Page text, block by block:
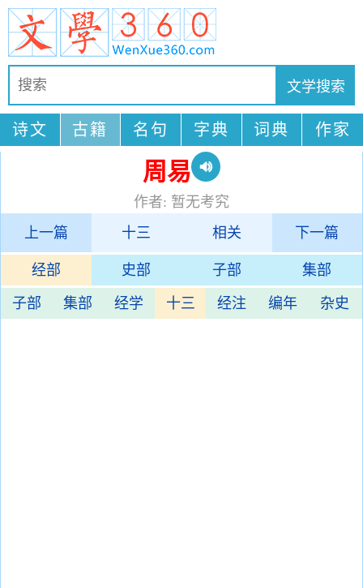
诗文 古籍 名句 字典 词典 作家
周易
作者: 暂无考究
上一篇
十三 相关 下一篇
经部 史部 子部 集部
子部 集部 经学 十三 经注 编年 杂史